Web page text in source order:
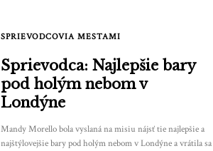
SPRIEVODCOVIA MESTAMI
Sprievodca: Najlepšie bary
pod holým nebom v
Londýne
Mandy Morello bola vyslaná na misiu nájsť tie najlepšie a
najštýlovejšie bary pod holým nebom v Londýne a vrátila sa